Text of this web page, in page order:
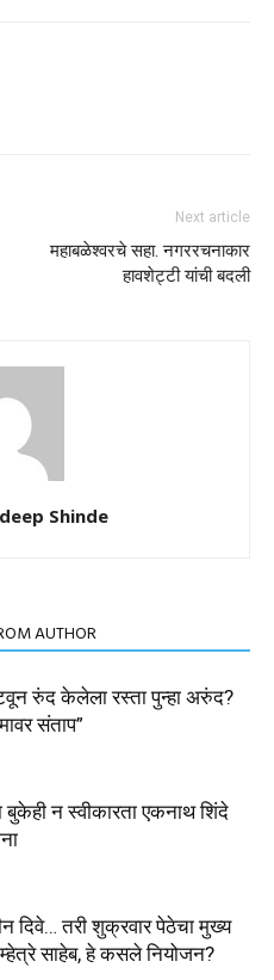
Next article
महाबळेश्वरचे सहा. नगररचनाकार
हावशेट्टी यांची बदली
Shinde
AUTHOR
रुंद केलेला रस्ता पुन्हा अरुंद?
संताप”
बुकेही न स्वीकारता एकनाथ शिंदे
दिवे… तरी शुक्रवार पेठेचा मुख्य
म्हेत्रे साहेब, हे कसले नियोजन?